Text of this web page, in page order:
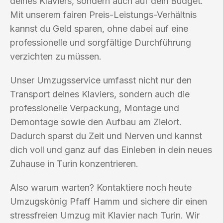
Mit unserem fairen Preis-Leistungs-Verhältnis
kannst du Geld sparen, ohne dabei auf eine
professionelle und sorgfältige Durchführung
verzichten zu müssen.
Unser Umzugsservice umfasst nicht nur den
Transport deines Klaviers, sondern auch die
professionelle Verpackung, Montage und
Demontage sowie den Aufbau am Zielort.
Dadurch sparst du Zeit und Nerven und kannst
dich voll und ganz auf das Einleben in dein neues
Zuhause in Turin konzentrieren.
Also warum warten? Kontaktiere noch heute
Umzugskönig Pfaff Hamm und sichere dir einen
stressfreien Umzug mit Klavier nach Turin. Wir